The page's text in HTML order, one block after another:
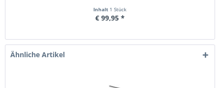
Inhalt 1 Stück
€ 99,95 *
Ähnliche Artikel